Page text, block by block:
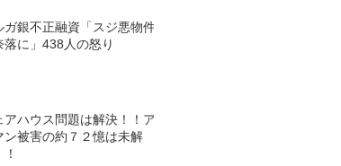
ガ銀不正融資「スジ悪物件
落に」438人の怒り
アハウス問題は解決！！ア
ン被害の約７２憶は未解